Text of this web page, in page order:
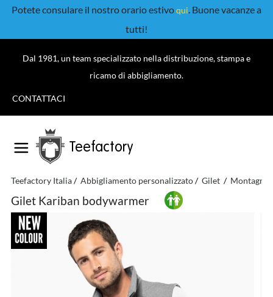
Potete consulare il nostro orario estivoqui. Buone vacanze a
tutti!
Dal 1981, un team specializzato nella distribuzione, stampa e
ricamo di abbigliamento.
CONTATTACI
Teefactory
Teefactory Italia Abbigliamento personalizzato Gilet Montagna
Gilet Kariban bodywarmer